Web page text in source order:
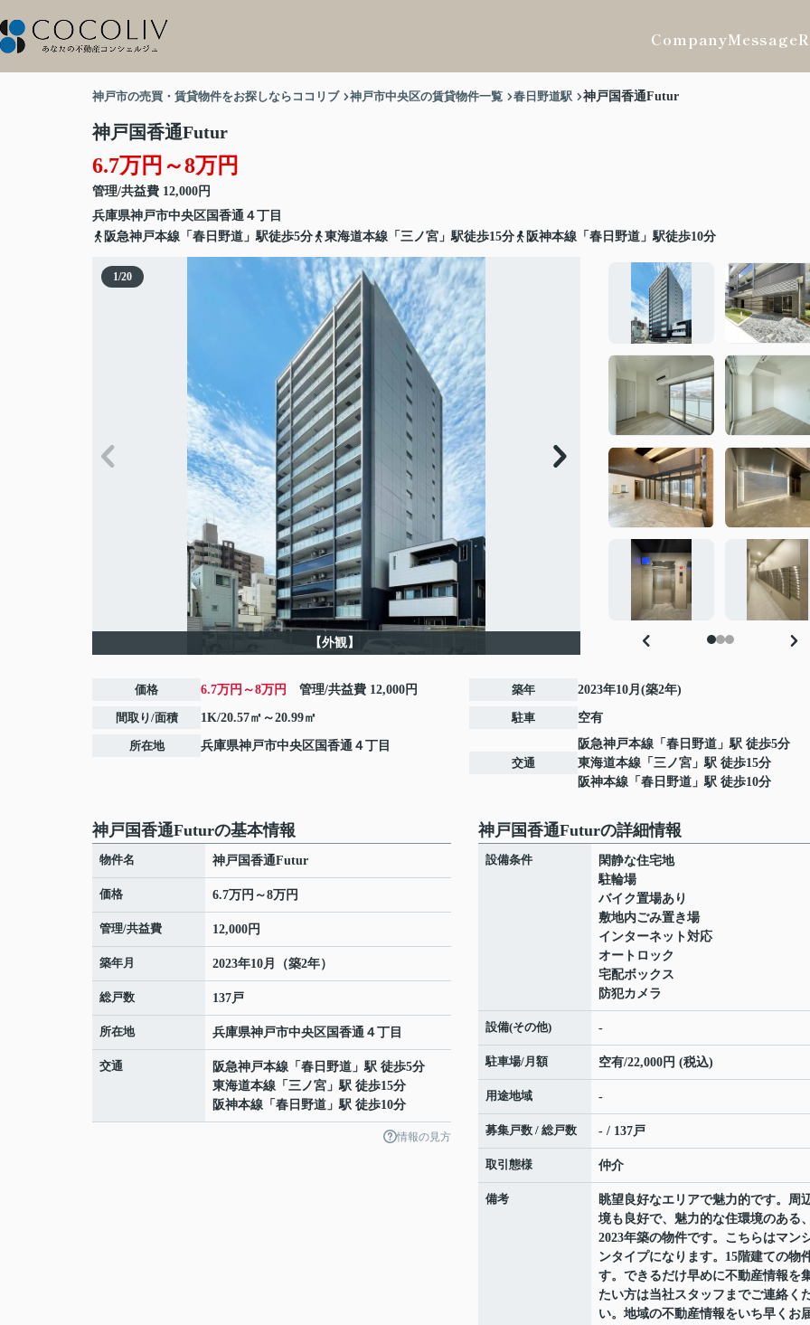
CompanyMessage
神戸市の売買・賃貸物件をお探しならココリブ 神戸市中央区の賃貸物件一覧 春日野道駅 神戸国香通Futur
神戸国香通Futur
6.7万円～8万円
管理/共益費 12,000円
兵庫県神戸市中央区国香通 ４丁目
阪急神戸本線「春日野道」駅徒歩5分
東海道本線「三ノ宮」駅徒歩15分 阪神本線「春日野道」駅徒歩10分
1/20
【外観】
価格 6.7万円～8万円 管理/共益費 12,000円
間取り/面積 1K/20.57㎡～20.99㎡
所在地 兵庫県神戸市中央区国香通 ４丁目
築年 2023年10月(築2年)
駐車 空有
交通
阪急神戸本線 「 春日野道 」駅 徒歩5分
東海道本線 「 三ノ宮 」駅 徒歩15分
阪神本線 「 春日野道 」駅 徒歩10分
神戸国香通Futurの基本情報
物件名 神戸国香通Futur
価格 6.7万円～8万円
管理/共益費 12,000円
築年月 2023年10月（築2年）
総戸数 137戸
所在地 兵庫県神戸市中央区国香通 ４丁目
交通 阪急神戸本線 「 春日野道 」駅 徒歩5分
東海道本線 「 三ノ宮 」駅 徒歩15分
阪神本線 「 春日野道 」駅 徒歩10分
情報の見方
神戸国香通Futurの詳細情報
設備条件
閑静な住宅地
駐輪場
バイク置場あり
敷地内ごみ置き場
インターネット対応
オートロック
宅配ボックス
防犯カメラ
設備(その他) -
駐車場/月額 空有/22,000円 (税込)
用途地域 -
募集戸数 / 総戸数 - / 137戸
取引態様 仲介
備考
眺望良好なエリアで魅力的です。周
境も良好で、魅力的な住環境のある
2023年築の物件です。こちらはマン
ンタイプになります。15階建ての物
す。できるだけ早めに不動産情報を
たい方は当社スタッフまでご連絡く
い。地域の不動産情報をいち早くお